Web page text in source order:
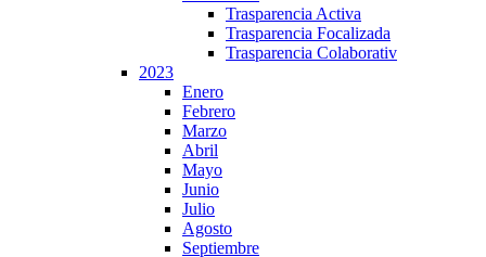
Trasparencia Activa
Trasparencia Focalizada
Trasparencia Colaborativ
2023
Enero
Febrero
Marzo
Abril
Mayo
Junio
Julio
Agosto
Septiembre